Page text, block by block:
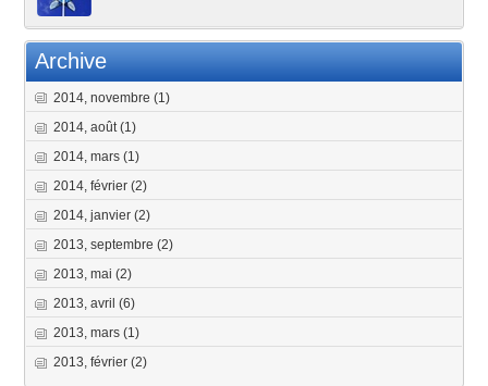
Archive
2014, novembre(1)
2014, août(1)
2014, mars(1)
2014, février(2)
2014, janvier(2)
2013, septembre(2)
2013, mai(2)
2013, avril(6)
2013, mars(1)
2013, février(2)